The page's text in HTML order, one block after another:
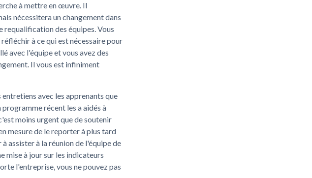
à mettre en œuvre. Il
nécessitera un changement dans
requalification des équipes. Vous
à ce qui est nécessaire pour
avec l'équipe et vous avez des
Il vous est infiniment
avec les apprenants que
récent les a aidés à
moins urgent que de soutenir
mesure de le reporter à plus tard
assister à la réunion de l'équipe de
mise à jour sur les indicateurs
l'entreprise, vous ne pouvez pas